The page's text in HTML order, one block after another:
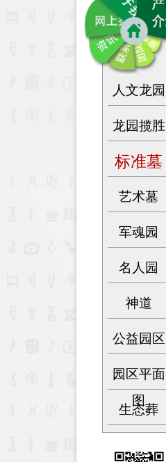
人文龙园
龙园揽胜
标准墓
艺术墓
军魂园
名人园
神道
公益园区
园区平面
图
生态葬